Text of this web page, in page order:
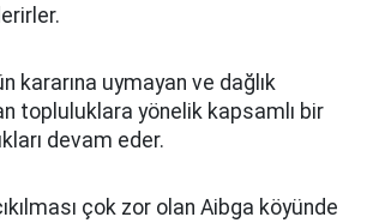
kararına uymayan ve dağlık
topluluklara yönelik kapsamlı bir
devam eder.
çok zor olan Aibga köyünde